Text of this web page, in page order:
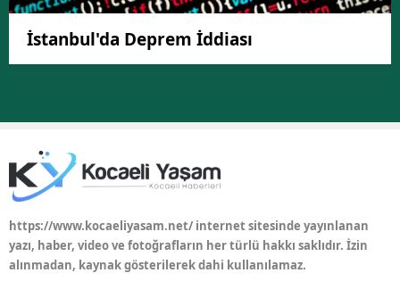
İstanbul'da Deprem İddiası
https://www.kocaeliyasam.net/ internet sitesinde yayınlanan
yazı, haber, video ve fotoğrafların her türlü hakkı saklıdır. İzin
alınmadan, kaynak gösterilerek dahi kullanılamaz.